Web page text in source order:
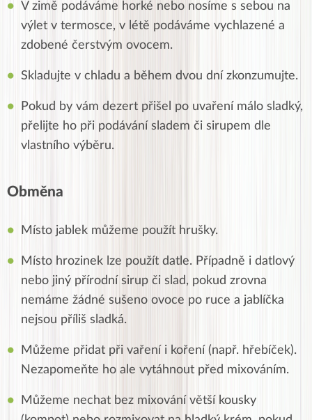
V zimě podáváme horké nebo nosíme s sebou na
výlet v termosce, v létě podáváme vychlazené a
zdobené čerstvým ovocem.
Skladujte v chladu a během dvou dní zkonzumujte.
Pokud by vám dezert přišel po uvaření málo sladký,
přelijte ho při podávání sladem či sirupem dle
vlastního výběru.
Obměna
Místo jablek můžeme použít hrušky.
Místo hrozinek lze použít datle. Případně i datlový
nebo jiný přírodní sirup či slad, pokud zrovna
nemáme žádné sušeno ovoce po ruce a jablíčka
nejsou příliš sladká.
Můžeme přidat při vaření i koření (např. hřebíček).
Nezapomeňte ho ale vytáhnout před mixováním.
Můžeme nechat bez mixování větší kousky